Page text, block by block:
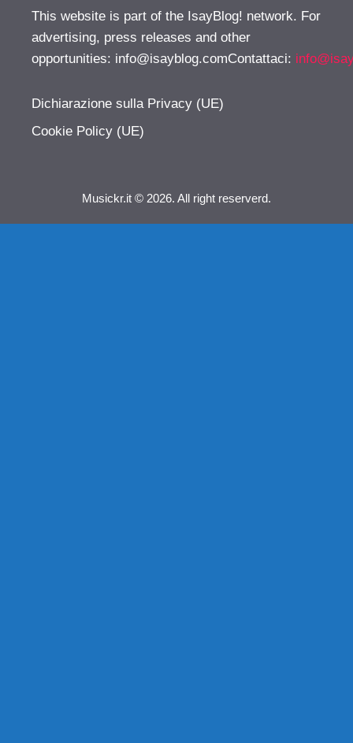
This website is part of the IsayBlog! network. For
advertising, press releases and other
opportunities: info@isayblog.comContattaci:
Dichiarazione sulla Privacy (UE)
Cookie Policy (UE)
Musickr.it © 2026. All right reserverd.